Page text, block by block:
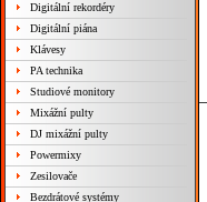
Digitální rekordéry
Digitální piána
Klávesy
PA technika
Studiové monitory
Mixážní pulty
DJ mixážní pulty
Powermixy
Zesilovače
Bezdrátové systémy